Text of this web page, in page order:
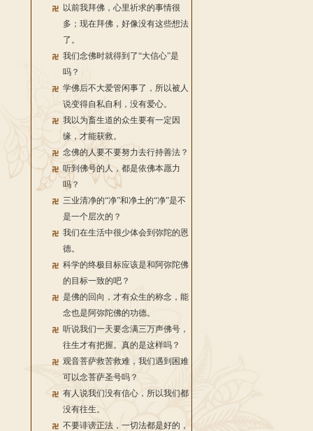
以前我拜佛，心里祈求的事情很
多；现在拜佛，好像没有这些想法
了。
我们念佛时就得到了“大信心”是
吗？
学佛后不大爱管闲事了，所以被人
说变得自私自利，没有爱心。
我以为畜生道的众生要有一定因
缘，才能获救。
念佛的人要不要努力去行持善法？
听到佛号的人，都是依佛本愿力
吗？
三业清净的“净”和净土的“净”是不
是一个层次的？
我们在生活中很少体会到弥陀的恩
德。
科学的终极目标应该是和阿弥陀佛
的目标一致的吧？
是佛的回向，才有众生的称念，能
念也是阿弥陀佛的功德。
听说我们一天要念满三万声佛号，
往生才有把握。真的是这样吗？
观音菩萨救苦救难，我们遇到困难
可以念菩萨圣号吗？
有人说我们没有信心，所以我们都
没有往生。
不要诽谤正法，一切法都是好的，